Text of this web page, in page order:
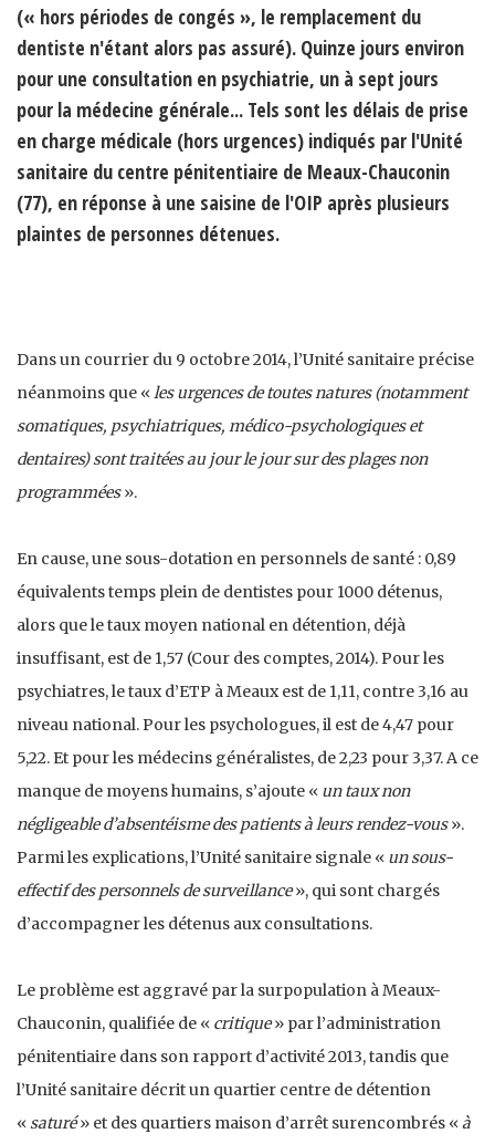
(« hors périodes de congés », le remplacement du
dentiste n'étant alors pas assuré). Quinze jours environ
pour une consultation en psychiatrie, un à sept jours
pour la médecine générale... Tels sont les délais de prise
en charge médicale (hors urgences) indiqués par l'Unité
sanitaire du centre pénitentiaire de Meaux-Chauconin
(77), en réponse à une saisine de l'OIP après plusieurs
plaintes de personnes détenues.
Dans un courrier du 9 octobre 2014, l’Unité sanitaire précise
néanmoins que « les urgences de toutes natures (notamment
somatiques, psychiatriques, médico-psychologiques et
dentaires) sont traitées au jour le jour sur des plages non
programmées».
En cause, une sous-dotation en personnels de santé : 0,89
équivalents temps plein de dentistes pour 1000 détenus,
alors que le taux moyen national en détention, déjà
insuffisant, est de 1,57 (Cour des comptes, 2014). Pour les
psychiatres, le taux d’ETP à Meaux est de 1,11, contre 3,16 au
niveau national. Pour les psychologues, il est de 4,47 pour
5,22. Et pour les médecins généralistes, de 2,23 pour 3,37. A ce
manque de moyens humains, s’ajoute « un taux non
négligeable d’absentéisme des patients à leurs rendez-vous».
Parmi les explications, l’Unité sanitaire signale « un sous-
effectif des personnels de surveillance», qui sont chargés
d’accompagner les détenus aux consultations.
Le problème est aggravé par la surpopulation à Meaux-
Chauconin, qualifiée de « critique» par l’administration
pénitentiaire dans son rapport d’activité 2013, tandis que
l’Unité sanitaire décrit un quartier centre de détention
« saturé» et des quartiers maison d’arrêt surencombrés «à